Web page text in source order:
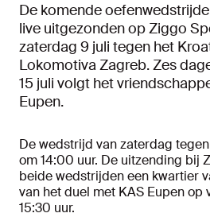
De komende
live uitgezonden op Ziggo
zaterdag 9 juli tegen het
Lokomotiva Zagreb. Zes
15 juli volgt het
Eupen.
De wedstrijd van zaterdag
om 14:00 uur. De uitzending bij
beide wedstrijden een kwartier
van het duel met KAS Eupen op
15:30 uur.